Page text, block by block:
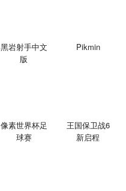
黑岩射手中文
版
Pikmin
像素世界杯足
球赛
王国保卫战6
新启程